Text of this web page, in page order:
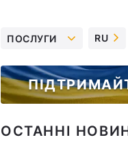
ПОСЛУГИ RU
ОСТАННІ